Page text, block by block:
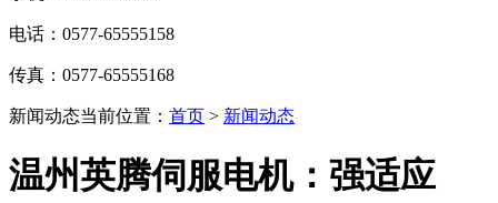
电话：0577-65555158
传真：0577-65555168
新闻动态当前位置： 首页 > 新闻动态
温州英腾伺服电机：强适应